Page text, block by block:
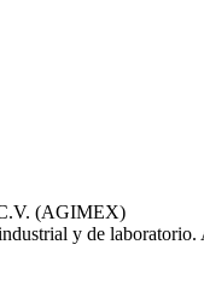
(AGIMEX)
y de